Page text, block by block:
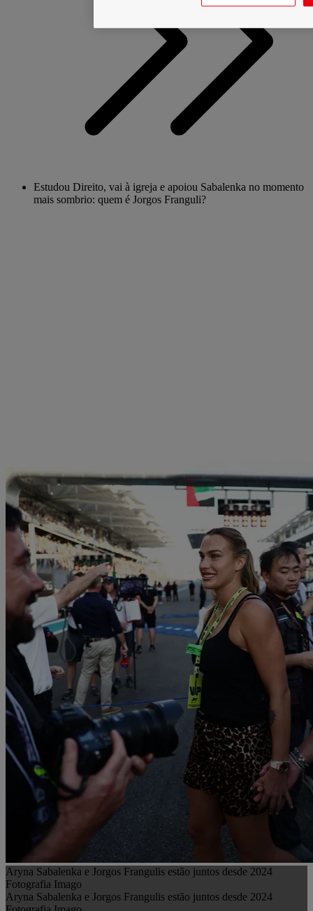
Estudou Direito, vai à igreja e apoiou Sabalenka no momento
mais sombrio: quem é Jorgos Franguli?
Aryna Sabalenka e Jorgos Frangulis estão juntos desde 2024
Fotografia Imago
Aryna Sabalenka e Jorgos Frangulis estão juntos desde 2024